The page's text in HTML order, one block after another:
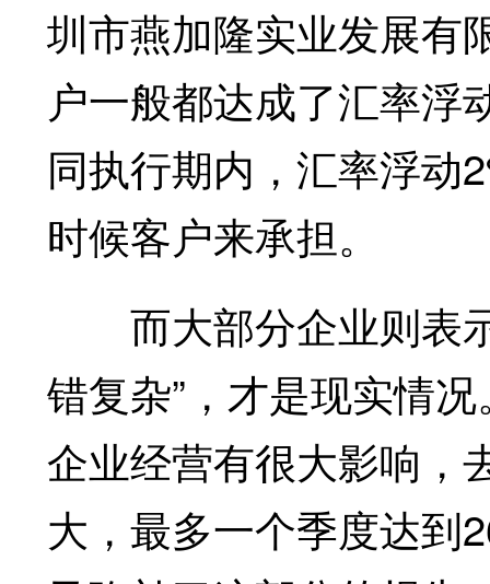
圳市燕加隆实业发展有
户一般都达成了汇率浮
同执行期内，汇率浮动
时候客户来承担。
而大部分企业则表示
错复杂”，才是现实情
企业经营有很大影响，
大，最多一个季度达到